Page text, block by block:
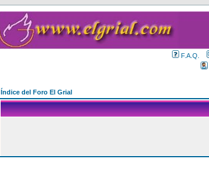
F.A.Q.
Índice del Foro El Grial